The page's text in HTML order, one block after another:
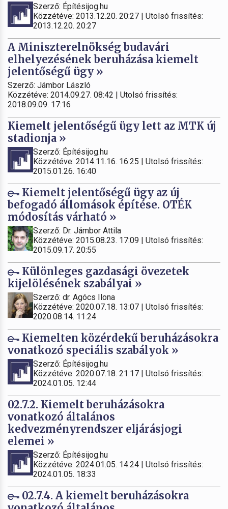
Szerző: Építésijog.hu
Közzétéve: 2013.12.20. 20:27 | Utolsó frissítés:
2013.12.20. 20:27
A Miniszterelnökség budavári
elhelyezésének beruházása kiemelt
jelentőségű ügy »
Szerző: Jámbor László
Közzétéve: 2014.09.27. 08:42 | Utolsó frissítés:
2018.09.09. 17:16
Kiemelt jelentőségű ügy lett az MTK új
stadionja »
Szerző: Építésijog.hu
Közzétéve: 2014.11.16. 16:25 | Utolsó frissítés:
2015.01.26. 16:40
Kiemelt jelentőségű ügy az új
befogadó állomások építése. OTÉK
módosítás várható »
Szerző: Dr. Jámbor Attila
Közzétéve: 2015.08.23. 17:09 | Utolsó frissítés:
2015.09.17. 20:55
Különleges gazdasági övezetek
kijelölésének szabályai »
Szerző: dr. Agócs Ilona
Közzétéve: 2020.07.18. 13:07 | Utolsó frissítés:
2020.08.14. 11:24
Kiemelten közérdekű beruházásokra
vonatkozó speciális szabályok »
Szerző: Építésijog.hu
Közzétéve: 2020.07.18. 21:17 | Utolsó frissítés:
2024.01.05. 12:44
02.7.2. Kiemelt beruházásokra
vonatkozó általános
kedvezményrendszer eljárásjogi
elemei »
Szerző: Építésijog.hu
Közzétéve: 2024.01.05. 14:24 | Utolsó frissítés:
2024.01.05. 18:33
02.7.4. A kiemelt beruházásokra